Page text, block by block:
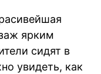
ярким
сидят в
увидеть, как